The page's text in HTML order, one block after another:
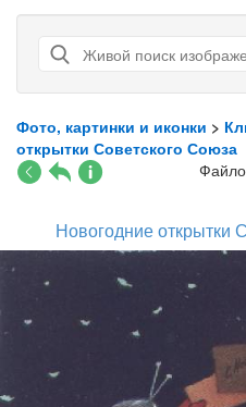
Фото, картинки и иконки >
открытки Советского Союза
Новогодние